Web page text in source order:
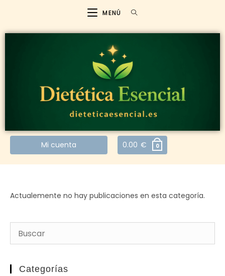
MENÚ
Mi cuenta 0.00 € 0
Actualemente no hay publicaciones en esta categoría.
Categorías